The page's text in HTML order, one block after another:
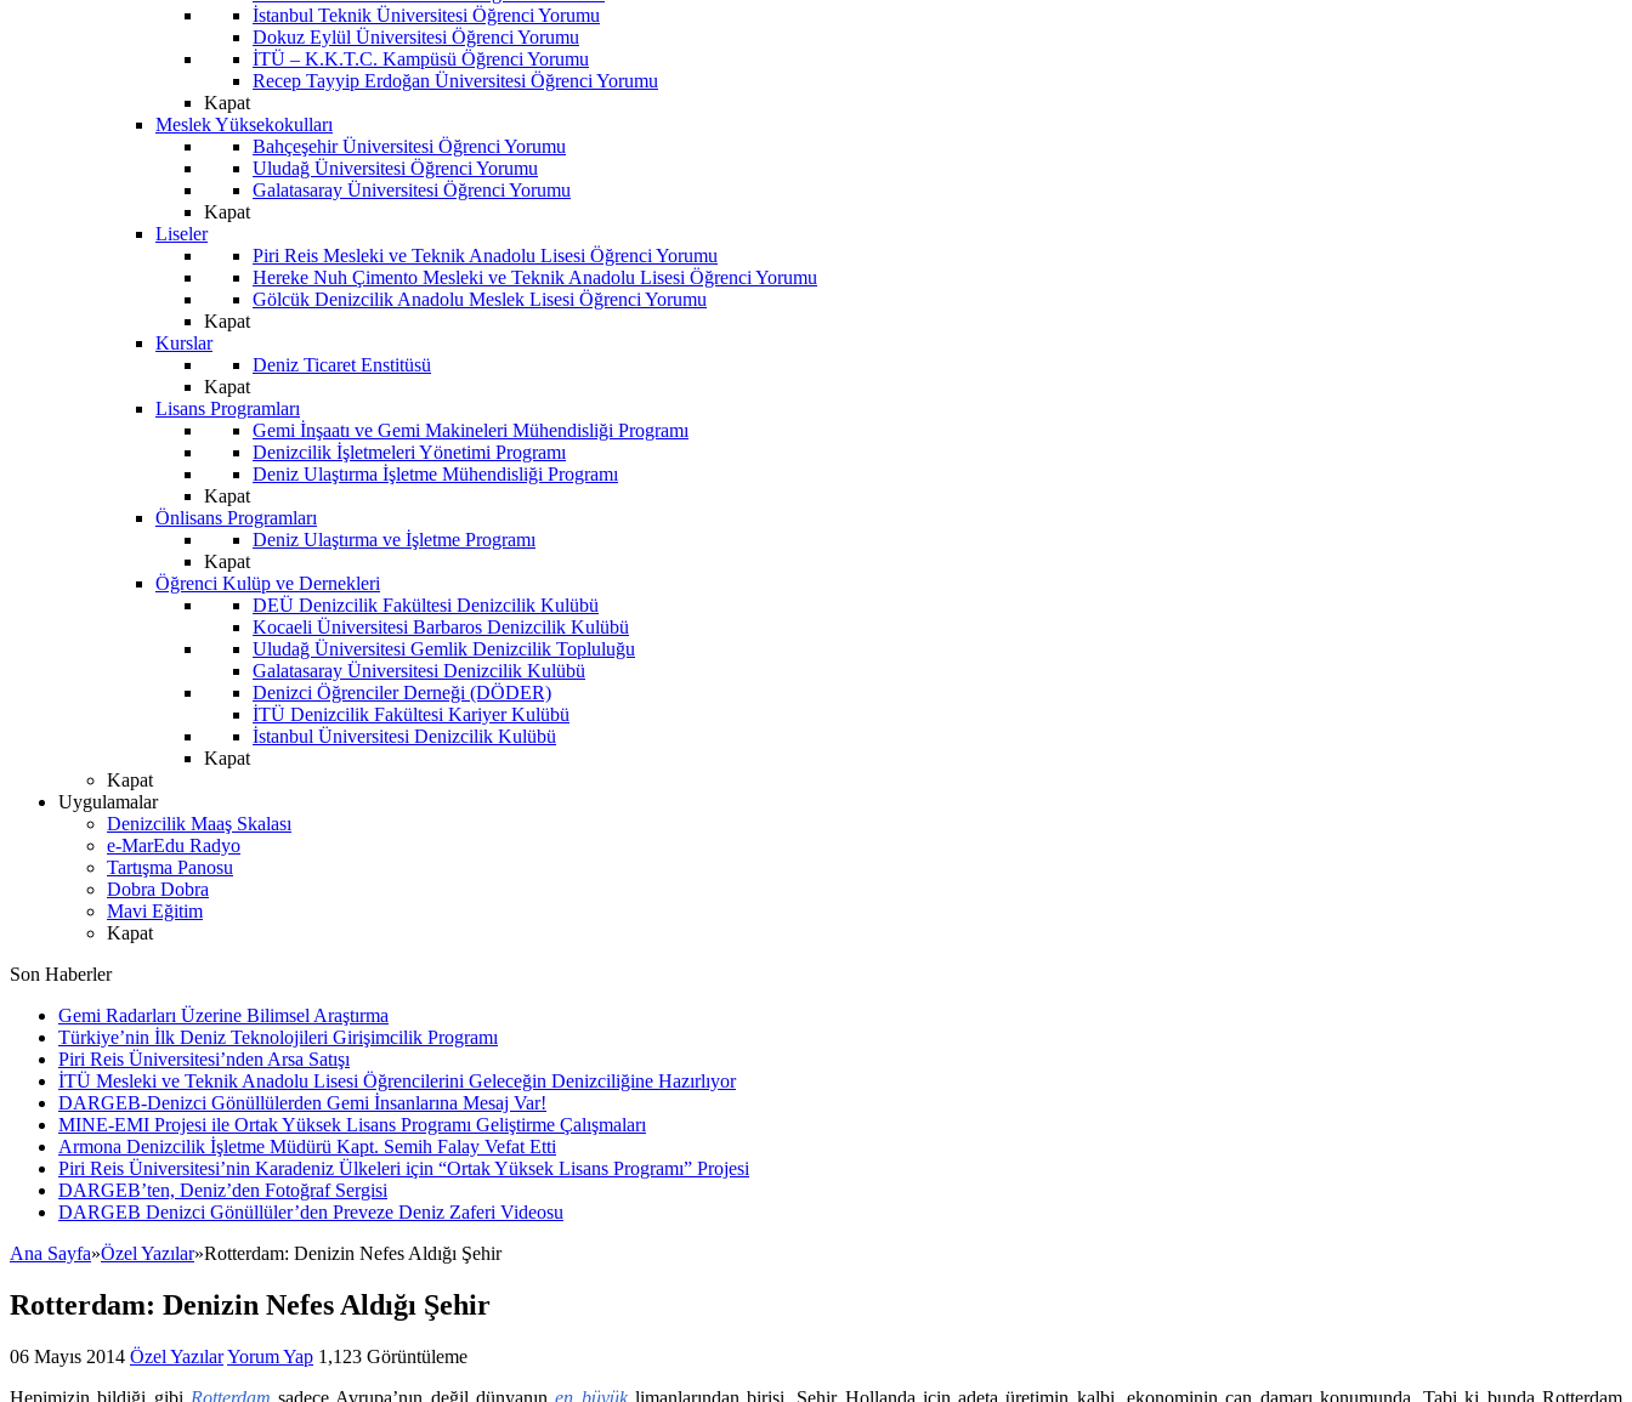
İstanbul Teknik Üniversitesi Öğrenci Yorumu
Dokuz Eylül Üniversitesi Öğrenci Yorumu
İTÜ – K.K.T.C. Kampüsü Öğrenci Yorumu
Recep Tayyip Erdoğan Üniversitesi Öğrenci Yorumu
Kapat
Meslek Yüksekokulları
Bahçeşehir Üniversitesi Öğrenci Yorumu
Uludağ Üniversitesi Öğrenci Yorumu
Galatasaray Üniversitesi Öğrenci Yorumu
Kapat
Liseler
Piri Reis Mesleki ve Teknik Anadolu Lisesi Öğrenci Yorumu
Hereke Nuh Çimento Mesleki ve Teknik Anadolu Lisesi Öğrenci Yorumu
Gölcük Denizcilik Anadolu Meslek Lisesi Öğrenci Yorumu
Kapat
Kurslar
Deniz Ticaret Enstitüsü
Kapat
Lisans Programları
Gemi İnşaatı ve Gemi Makineleri Mühendisliği Programı
Denizcilik İşletmeleri Yönetimi Programı
Deniz Ulaştırma İşletme Mühendisliği Programı
Kapat
Önlisans Programları
Deniz Ulaştırma ve İşletme Programı
Kapat
Öğrenci Kulüp ve Dernekleri
DEÜ Denizcilik Fakültesi Denizcilik Kulübü
Kocaeli Üniversitesi Barbaros Denizcilik Kulübü
Uludağ Üniversitesi Gemlik Denizcilik Topluluğu
Galatasaray Üniversitesi Denizcilik Kulübü
Denizci Öğrenciler Derneği (DÖDER)
İTÜ Denizcilik Fakültesi Kariyer Kulübü
İstanbul Üniversitesi Denizcilik Kulübü
Kapat
Kapat
Uygulamalar
Denizcilik Maaş Skalası
e-MarEdu Radyo
Tartışma Panosu
Dobra Dobra
Mavi Eğitim
Kapat
Son Haberler
Gemi Radarları Üzerine Bilimsel Araştırma
Türkiye’nin İlk Deniz Teknolojileri Girişimcilik Programı
Piri Reis Üniversitesi’nden Arsa Satışı
İTÜ Mesleki ve Teknik Anadolu Lisesi Öğrencilerini Geleceğin Denizciliğine Hazırlıyor
DARGEB-Denizci Gönüllülerden Gemi İnsanlarına Mesaj Var!
MINE-EMI Projesi ile Ortak Yüksek Lisans Programı Geliştirme Çalışmaları
Armona Denizcilik İşletme Müdürü Kapt. Semih Falay Vefat Etti
Piri Reis Üniversitesi’nin Karadeniz Ülkeleri için “Ortak Yüksek Lisans Programı” Projesi
DARGEB’ten, Deniz’den Fotoğraf Sergisi
DARGEB Denizci Gönüllüler’den Preveze Deniz Zaferi Videosu
Ana Sayfa»Özel Yazılar»Rotterdam: Denizin Nefes Aldığı Şehir
Rotterdam: Denizin Nefes Aldığı Şehir
06 Mayıs 2014 Özel YazılarYorum Yap 1,123 Görüntüleme
Hepimizin bildiği gibi Rotterdam sadece Avrupa’nın değil dünyanınen büyük limanlarından birisi. Şehir Hollanda için adeta üretimin kalbi, ekonominin can damarı konumunda. Tabi ki bunda Rotterdam